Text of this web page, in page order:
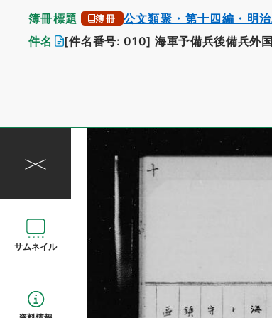
簿冊標題 簿冊 公文類聚・第十四編・明
件名 [件名番号: 010] 海軍予備兵後備兵外
サムネイル